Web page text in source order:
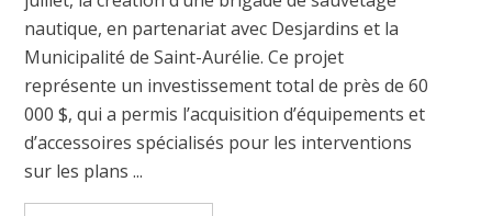
nautique, en partenariat avec Desjardins et la
Municipalité de Saint-Aurélie. Ce projet
représente un investissement total de près de 60
000 $, qui a permis l’acquisition d’équipements et
d’accessoires spécialisés pour les interventions
sur les plans ...